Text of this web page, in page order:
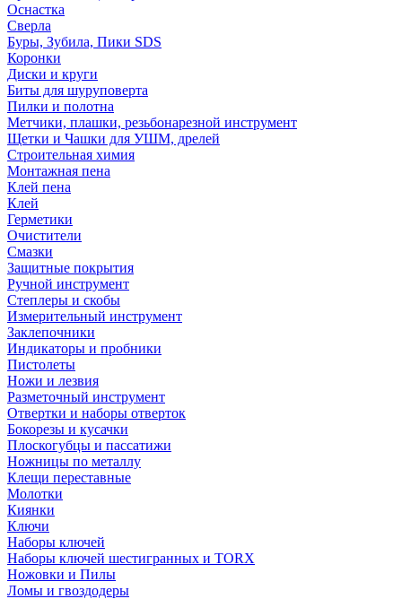
Оснастка
Сверла
Буры, Зубила, Пики SDS
Коронки
Диски и круги
Биты для шуруповерта
Пилки и полотна
Метчики, плашки, резьбонарезной инструмент
Щетки и Чашки для УШМ, дрелей
Строительная химия
Монтажная пена
Клей пена
Клей
Герметики
Очистители
Смазки
Защитные покрытия
Ручной инструмент
Степлеры и скобы
Измерительный инструмент
Заклепочники
Индикаторы и пробники
Пистолеты
Ножи и лезвия
Разметочный инструмент
Отвертки и наборы отверток
Бокорезы и кусачки
Плоскогубцы и пассатижи
Ножницы по металлу
Клещи переставные
Молотки
Киянки
Ключи
Наборы ключей
Наборы ключей шестигранных и TORX
Ножовки и Пилы
Ломы и гвоздодеры